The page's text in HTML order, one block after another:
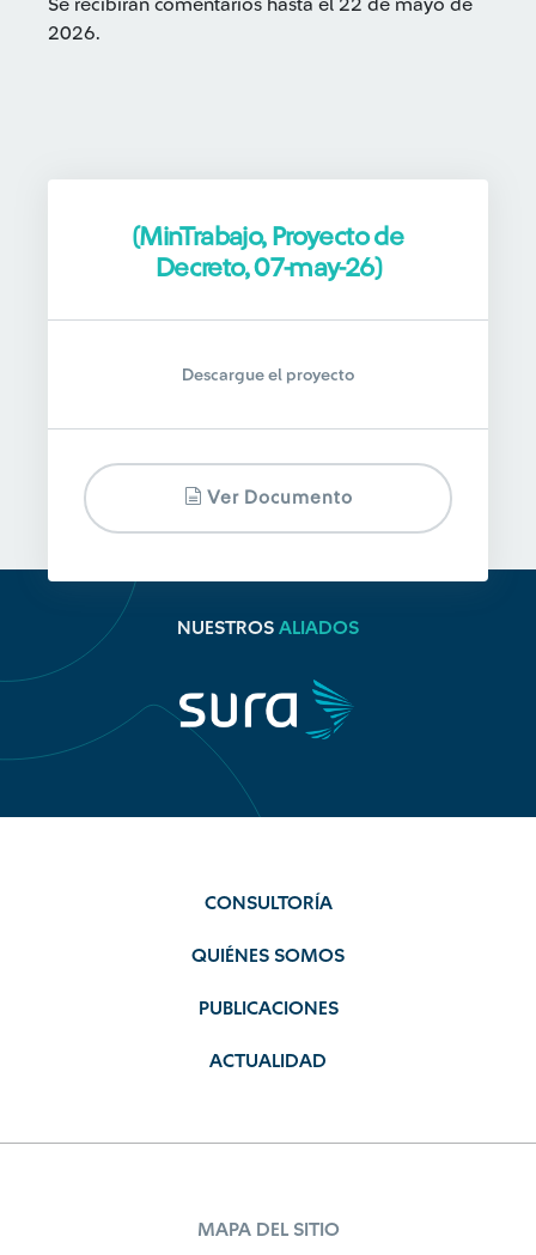
Se recibirán comentarios hasta el 22 de mayo de
2026.
(MinTrabajo, Proyecto de
Decreto, 07-may-26)
Descargue el proyecto
Ver Documento
NUESTROS ALIADOS
CONSULTORÍA
QUIÉNES SOMOS
PUBLICACIONES
ACTUALIDAD
MAPA DEL SITIO